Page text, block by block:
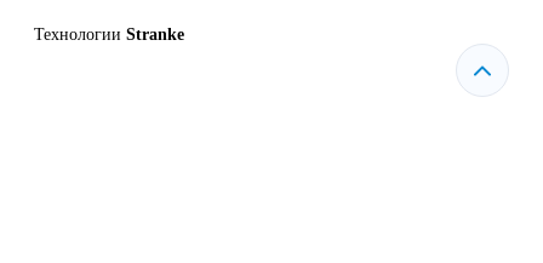
Технологии Stranke